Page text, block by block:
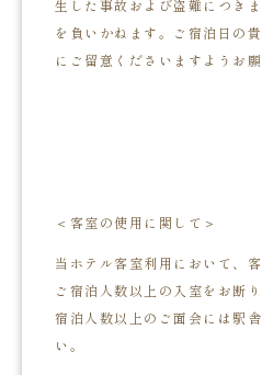
生した事故および盗難につき
を負いかねます。ご宿泊日の
にご留意くださいますようお願
＜客室の使用に関して＞
当ホテル客室利用において、
ご宿泊人数以上の入室をお断
宿泊人数以上のご面会には駅
い。